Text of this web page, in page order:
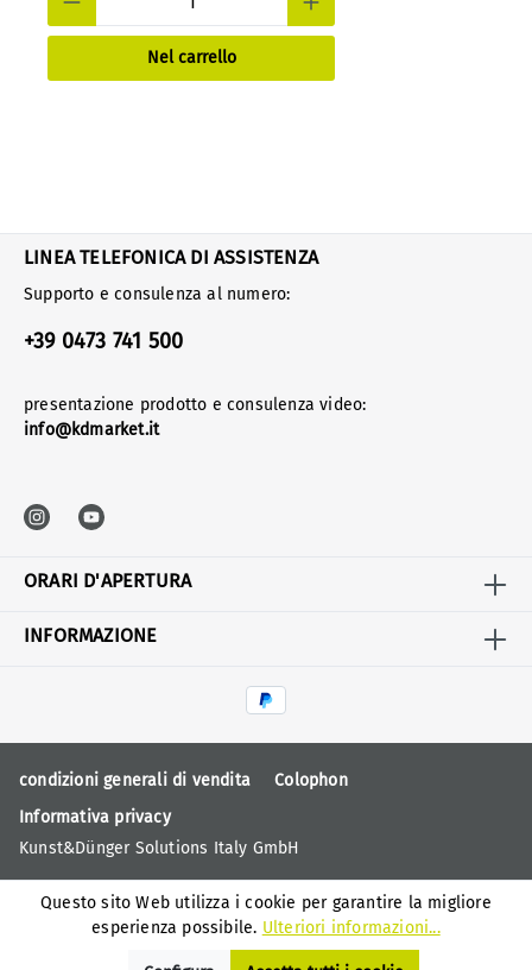
Nel carrello
LINEA TELEFONICA DI ASSISTENZA
Supporto e consulenza al numero:
+39 0473 741 500
presentazione prodotto e consulenza video:
info@kdmarket.it
ORARI D'APERTURA
INFORMAZIONE
condizioni generali di vendita
Colophon
Informativa privacy
Kunst&Dünger Solutions Italy GmbH
Questo sito Web utilizza i cookie per garantire la migliore
esperienza possibile. Ulteriori informazioni...